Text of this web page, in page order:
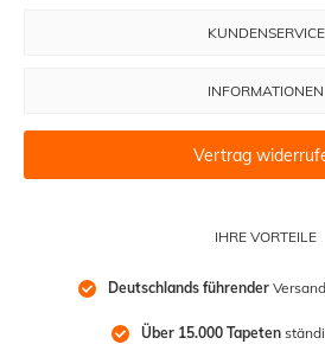
IHRE VORTEILE
Deutschlands führender
Über 15.000 Tapeten
KUNDENSERVICE
INFORMATIONEN
Vertrag